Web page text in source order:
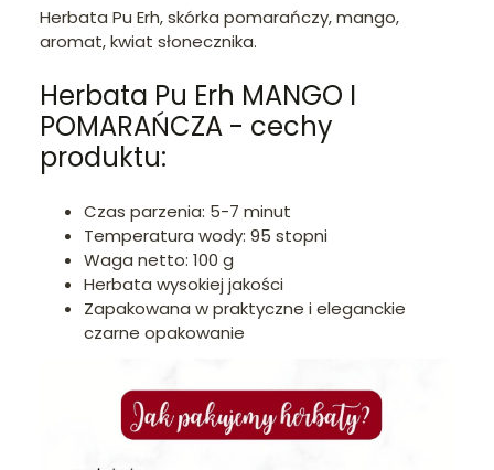
Herbata Pu Erh, skórka pomarańczy, mango,
aromat, kwiat słonecznika.
Herbata Pu Erh MANGO I
POMARAŃCZA - cechy
produktu:
Czas parzenia: 5-7 minut
Temperatura wody: 95 stopni
Waga netto: 100 g
Herbata wysokiej jakości
Zapakowana w praktyczne i eleganckie
czarne opakowanie